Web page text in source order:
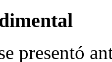
presentó